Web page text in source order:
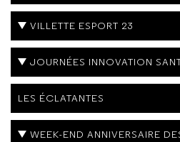
VILLETTE ESPORT 23
JOURNÉES INNOVATION
LES ÉCLATANTES
WEEK-END ANNIVERSAIRE